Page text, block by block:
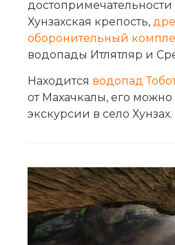
достопримечательности
Хунзахская крепость,
оборонительный
водопады Итлятляр и
Находится водопад
от Махачкалы, его можно
экскурсии в село Хунзах.